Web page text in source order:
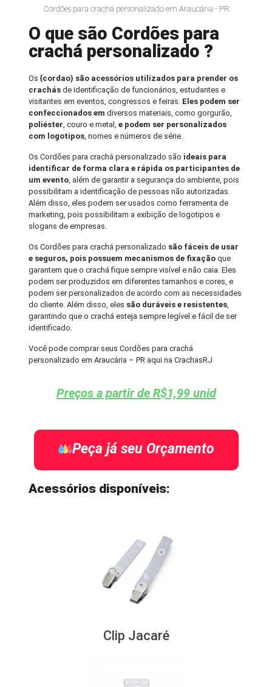
Cordões para crachá personalizado em Araucária - PR
O que são Cordões para
crachá personalizado ?
Os {cordao) são acessórios utilizados para prender os
crachás de identificação de funcionários, estudantes e
visitantes em eventos, congressos e feiras. Eles podem ser
confeccionados emdiversos materiais, como gorgurão,
poliéster, couro e metal,e podem ser personalizados
com logotipos, nomes e números de série.
Os Cordões para crachá personalizado são ideais para
identificar de forma clara e rápida os participantes de
um evento, além de garantir a segurança do ambiente, pois
possibilitam a identificação de pessoas não autorizadas.
Além disso, eles podem ser usados como ferramenta de
marketing, pois possibilitam a exibição de logotipos e
slogans de empresas.
Os Cordões para crachá personalizado são fáceis de usar
e seguros, pois possuem mecanismos de fixação que
garantem que o crachá fique sempre visível e não caia. Eles
podem ser produzidos em diferentes tamanhos e cores, e
podem ser personalizados de acordo com as necessidades
do cliente. Além disso, eles são duráveis e resistentes,
garantindo que o crachá esteja sempre legível e fácil de ser
identificado.
Você pode comprar seus Cordões para crachá
personalizado em Araucária – PR aqui na CrachasRJ
Preços a partir de R$1,99 unid
Peça já seu Orçamento
Acessórios disponíveis:
Clip Jacaré